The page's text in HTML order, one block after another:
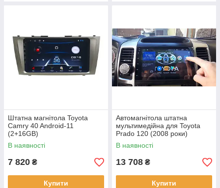
Штатна магнітола Toyota
Camry 40 Android-11
(2+16GB)
В наявності
7 820 ₴
Купити
Автомагнітола штатна
мультимедійна для Toyota
Prado 120 (2008 роки)
система Android 5.0.1
В наявності
13 708 ₴
Купити